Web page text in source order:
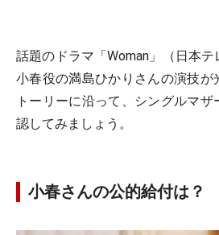
話題のドラマ「Woman」（日本
小春役の満島ひかりさんの演技が
トーリーに沿って、シングルマ
認してみましょう。
小春さんの公的給付は？